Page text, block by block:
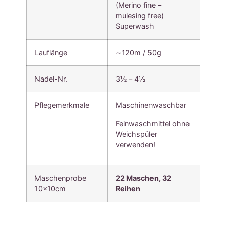
(Merino fine –
mulesing free)
Superwash
Lauflänge ∼120m / 50g
Nadel-Nr. 3½ – 4½
Pflegemerkmale Maschinenwaschbar
Feinwaschmittel ohne
Weichspüler
verwenden!
Maschenprobe
10x10cm
22 Maschen, 32
Reihen